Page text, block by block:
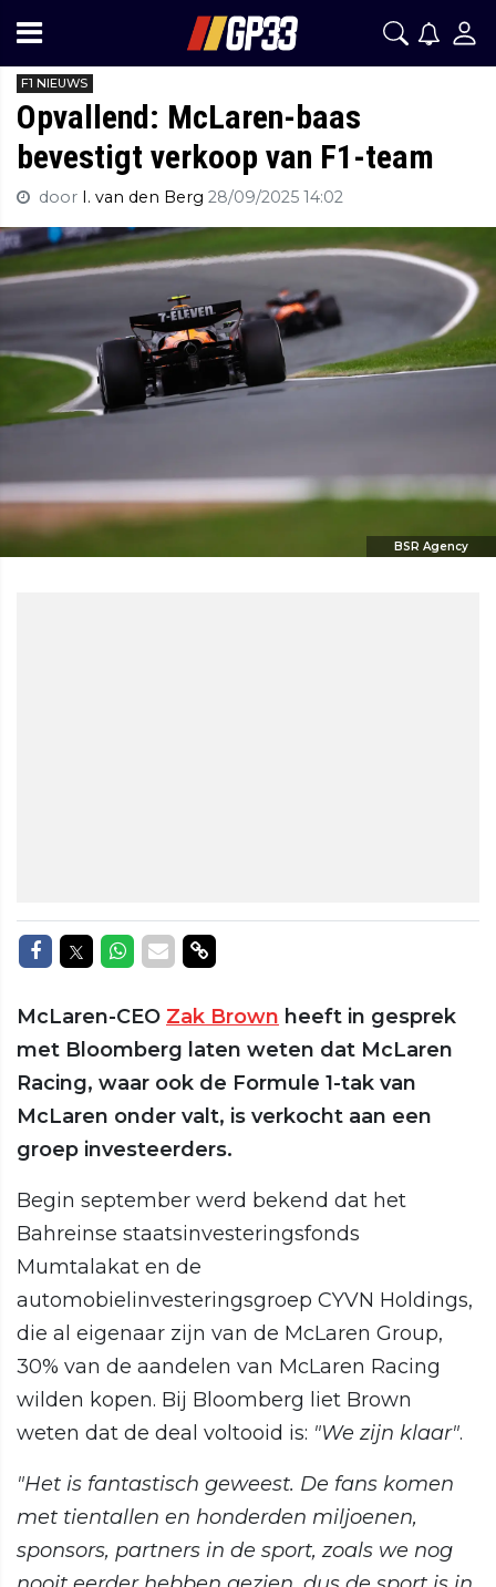
F1 NIEUWS
Opvallend: McLaren-baas
bevestigt verkoop van F1-team
door I. van den Berg 28/09/2025 14:02
BSR Agency
Delen op Facebook
Delen op Twitter
Delen op Whatsapp
Delen via Mail
Delen via link
McLaren-CEO Zak Brown heeft in gesprek
met Bloomberg laten weten dat McLaren
Racing, waar ook de Formule 1-tak van
McLaren onder valt, is verkocht aan een
groep investeerders.
Begin september werd bekend dat het
Bahreinse staatsinvesteringsfonds
Mumtalakat en de
automobielinvesteringsgroep CYVN Holdings,
die al eigenaar zijn van de McLaren Group,
30% van de aandelen van McLaren Racing
wilden kopen. Bij Bloomberg liet Brown
weten dat de deal voltooid is: "We zijn klaar".
"Het is fantastisch geweest. De fans komen
met tientallen en honderden miljoenen,
sponsors, partners in de sport, zoals we nog